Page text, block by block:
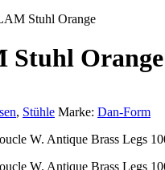
Stuhl Orange
Stuhl Orange
, Stühle Marke: Dan-Form